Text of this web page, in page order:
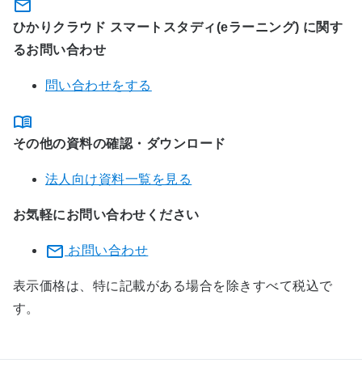
ひかりクラウド スマートスタディ(eラーニング) に関す
るお問い合わせ
問い合わせをする
その他の資料の確認・ダウンロード
法人向け資料一覧を見る
お気軽にお問い合わせください
お問い合わせ
表示価格は、特に記載がある場合を除きすべて税込で
す。